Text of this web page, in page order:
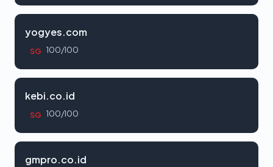
yogyes.com
SG 100/100
kebi.co.id
SG 100/100
gmpro.co.id